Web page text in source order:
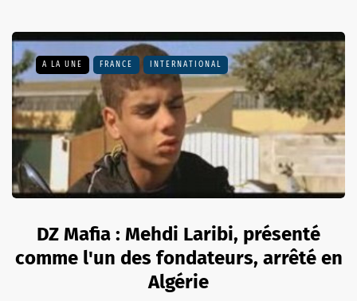
A LA UNE FRANCE INTERNATIONAL
DZ Mafia : Mehdi Laribi, présenté
comme l'un des fondateurs, arrêté en
Algérie